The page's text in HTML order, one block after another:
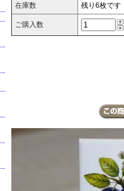
在庫数 残り6枚です
ご購入数